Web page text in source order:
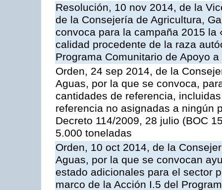
Resolución, 10 nov 2014, de la
de la Consejería de Agricultura,
convoca para la campaña 2015
calidad procedente de la raza
Programa Comunitario de Apoyo
Orden, 24 sep 2014, de la
Aguas, por la que se convoca,
cantidades de referencia,
referencia no asignadas a ningún
Decreto 114/2009, 28 julio (BOC
5.000 toneladas
Orden, 10 oct 2014, de la
Aguas, por la que se convocan
estado adicionales para el sector
marco de la Acción I.5 del